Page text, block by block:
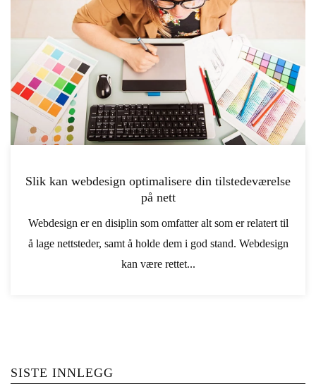
Slik kan webdesign optimalisere din tilstedeværelse
på nett
Webdesign er en disiplin som omfatter alt som er relatert til
å lage nettsteder, samt å holde dem i god stand. Webdesign
kan være rettet...
SISTE INNLEGG